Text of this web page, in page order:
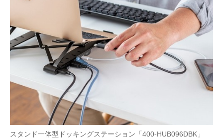
スタンド一体型ドッキングステーション「400-HUB096DBK」